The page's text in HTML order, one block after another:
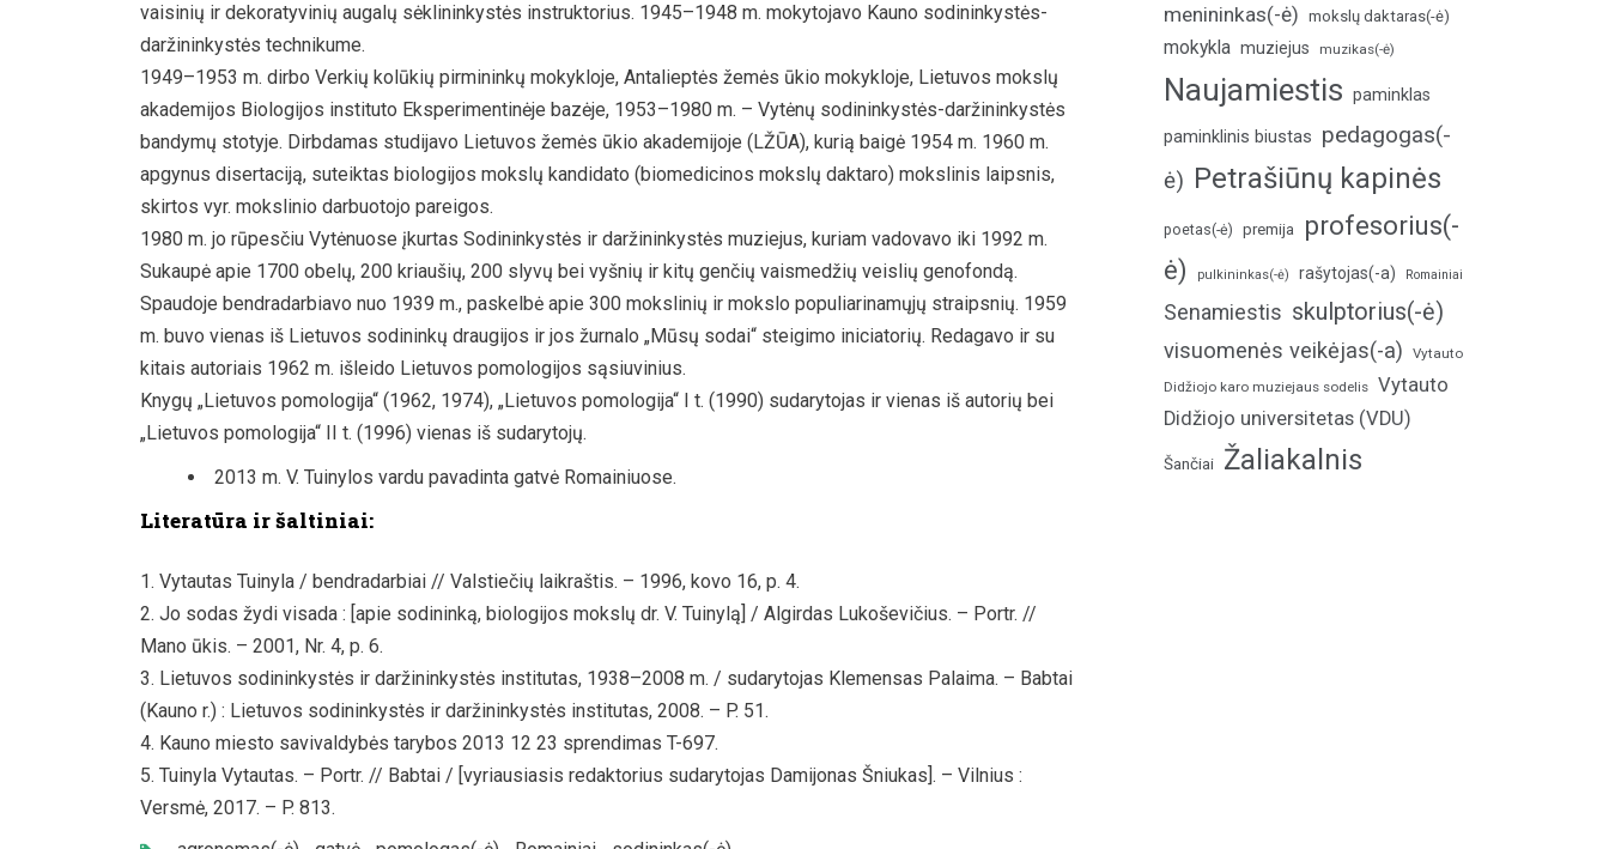
vaisinių ir dekoratyvinių augalų sėklininkystės instruktorius. 1945–1948 m. mokytojavo Kauno sodininkystės-
daržininkystės technikume.
1949–1953 m. dirbo Verkių kolūkių pirmininkų mokykloje, Antalieptės žemės ūkio mokykloje, Lietuvos mokslų
akademijos Biologijos instituto Eksperimentinėje bazėje, 1953–1980 m. – Vytėnų sodininkystės-daržininkystės
bandymų stotyje. Dirbdamas studijavo Lietuvos žemės ūkio akademijoje (LŽŪA), kurią baigė 1954 m. 1960 m.
apgynus disertaciją, suteiktas biologijos mokslų kandidato (biomedicinos mokslų daktaro) mokslinis laipsnis,
skirtos vyr. mokslinio darbuotojo pareigos.
1980 m. jo rūpesčiu Vytėnuose įkurtas Sodininkystės ir daržininkystės muziejus, kuriam vadovavo iki 1992 m.
Sukaupė apie 1700 obelų, 200 kriaušių, 200 slyvų bei vyšnių ir kitų genčių vaismedžių veislių genofondą.
Spaudoje bendradarbiavo nuo 1939 m., paskelbė apie 300 mokslinių ir mokslo populiarinamųjų straipsnių. 1959
m. buvo vienas iš Lietuvos sodininkų draugijos ir jos žurnalo „Mūsų sodai“ steigimo iniciatorių. Redagavo ir su
kitais autoriais 1962 m. išleido Lietuvos pomologijos sąsiuvinius.
Knygų „Lietuvos pomologija“ (1962, 1974), „Lietuvos pomologija“ I t. (1990) sudarytojas ir vienas iš autorių bei
„Lietuvos pomologija“ II t. (1996) vienas iš sudarytojų.
2013 m. V. Tuinylos vardu pavadinta gatvė Romainiuose.
Literatūra ir šaltiniai:
Vytautas Tuinyla / bendradarbiai // Valstiečių laikraštis. – 1996, kovo 16, p. 4.
Jo sodas žydi visada : [apie sodininką, biologijos mokslų dr. V. Tuinylą] / Algirdas Lukoševičius. – Portr. //
Mano ūkis. – 2001, Nr. 4, p. 6.
Lietuvos sodininkystės ir daržininkystės institutas, 1938–2008 m. / sudarytojas Klemensas Palaima. – Babtai
(Kauno r.) : Lietuvos sodininkystės ir daržininkystės institutas, 2008. – P. 51.
Kauno miesto savivaldybės tarybos 2013 12 23 sprendimas T-697.
Tuinyla Vytautas. – Portr. // Babtai / [vyriausiasis redaktorius sudarytojas Damijonas Šniukas]. – Vilnius :
Versmė, 2017. – P. 813.
menininkas(-ė) mokslų daktaras(-ė)
mokykla muziejus muzikas(-ė)
Naujamiestis paminklas
paminklinis biustas pedagogas(-
ė) Petrašiūnų kapinės
poetas(-ė) premija
profesorius(-
ė)
pulkininkas(-ė) rašytojas(-a) Romainiai
Senamiestis skulptorius(-ė)
visuomenės veikėjas(-a)
Vytauto
Didžiojo karo muziejaus sodelis Vytauto
Didžiojo universitetas (VDU)
Šančiai Žaliakalnis